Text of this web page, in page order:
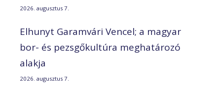
2026. augusztus 7.
Elhunyt Garamvári Vencel; a magyar
bor- és pezsgőkultúra meghatározó
alakja
2026. augusztus 7.